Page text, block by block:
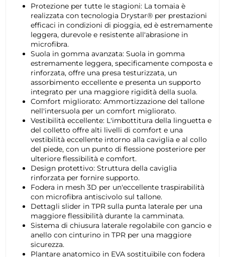
Protezione per tutte le stagioni: La tomaia è
realizzata con tecnologia Drystar® per prestazioni
efficaci in condizioni di pioggia, ed è estremamente
leggera, durevole e resistente all'abrasione in
microfibra.
Suola in gomma avanzata: Suola in gomma
estremamente leggera, specificamente composta e
rinforzata, offre una presa testurizzata, un
assorbimento eccellente e presenta un supporto
integrato per una maggiore rigidità della suola.
Comfort migliorato: Ammortizzazione del tallone
nell'intersuola per un comfort migliorato.
Vestibilità eccellente: L'imbottitura della linguetta e
del colletto offre alti livelli di comfort e una
vestibilità eccellente intorno alla caviglia e al collo
del piede, con un punto di flessione posteriore per
ulteriore flessibilità e comfort.
Design protettivo: Struttura della caviglia
rinforzata per fornire supporto.
Fodera in mesh 3D per un'eccellente traspirabilità
con microfibra antiscivolo sul tallone.
Dettagli slider in TPR sulla punta laterale per una
maggiore flessibilità durante la camminata.
Sistema di chiusura laterale regolabile con gancio e
anello con cinturino in TPR per una maggiore
sicurezza.
Plantare anatomico in EVA sostituibile con fodera